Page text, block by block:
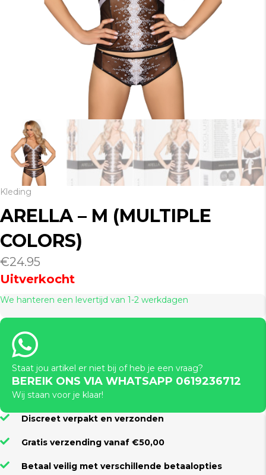
Kleding
ARELLA – M (MULTIPLE
COLORS)
€24.95
Uitverkocht
We hanteren een levertijd van 1-2 werkdagen
Staat jou artikel er niet bij of heb je een vraag?
BEREIK ONS VIA WHATSAPP 0619236712
Wij staan voor je klaar!
Discreet verpakt en verzonden
Gratis verzending vanaf €50,00
Betaal veilig met verschillende betaalopties